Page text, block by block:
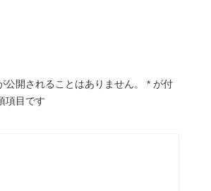
公開されることはありません。 * が付
項目です